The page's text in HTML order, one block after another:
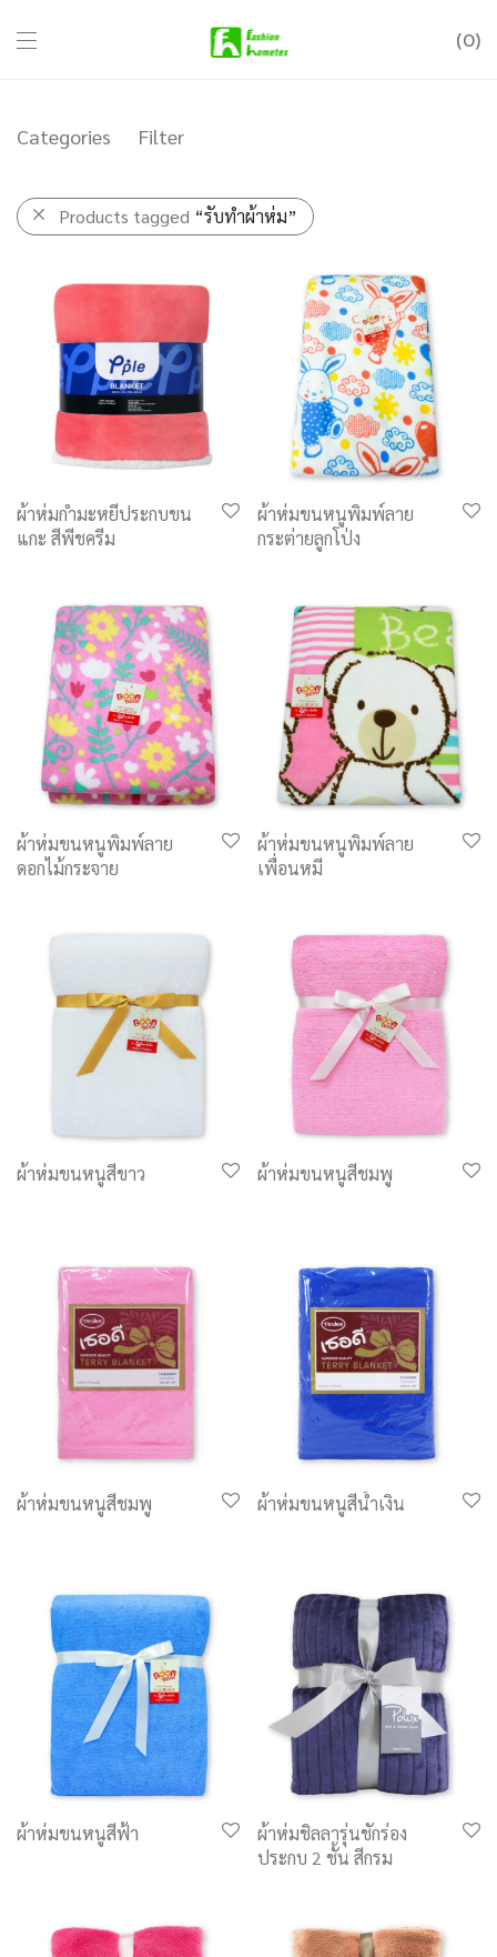
0
Categories Filter
Products tagged “รับทำผ้าห่ม”
ผ้าห่มกำมะหยี่ประกบขน
แกะ สีพีชครีม
ผ้าห่มขนหนูพิมพ์ลาย
กระต่ายลูกโป่ง
ผ้าห่มขนหนูพิมพ์ลาย
ดอกไม้กระจาย
ผ้าห่มขนหนูพิมพ์ลาย
เพื่อนหมี
ผ้าห่มขนหนูสีขาว ผ้าห่มขนหนูสีชมพู
ผ้าห่มขนหนูสีชมพู ผ้าห่มขนหนูสีน้ำเงิน
ผ้าห่มขนหนูสีฟ้า
ผ้าห่มชิลลารุ่นชักร่อง
ประกบ 2 ชั้น สีกรม